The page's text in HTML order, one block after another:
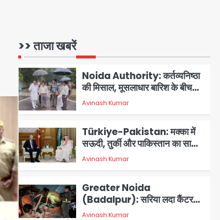
>> ताजा खबरें
2
की मिसाल, मूसलाधार बारिश के बीच
नोएडा प्राधिकरण ने संभाला मोर्चा,
सेक्टर 105 आरडब्ल्यूए ने जताया
आभार
Avinash Kumar
3
Türkiye-Pakistan: मक्का में
सऊदी, तुर्की और पाकिस्तान का साझा
Avinash Kumar
4
Greater Noida
(Badalpur): सरिया लदा कैंटर
में , ड्राइवर की मौत
Avinash Kumar
DC Movie Review: लोकेश